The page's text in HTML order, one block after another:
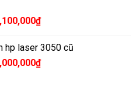
250,000₫.
₫Giá
tại
là:
1,100,000₫.
hp laser 3050 cũ
₫Giá